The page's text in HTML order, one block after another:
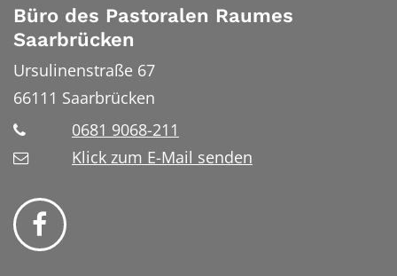
Büro des Pastoralen Raumes
Saarbrücken
Ursulinenstraße 67
66111 Saarbrücken
0681 9068-211
Klick zum E-Mail senden